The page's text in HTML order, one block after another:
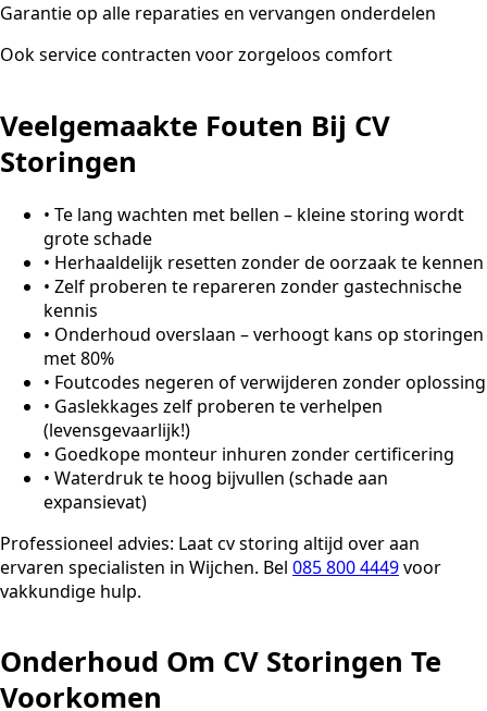
Garantie op alle reparaties en vervangen onderdelen
Ook service contracten voor zorgeloos comfort
Veelgemaakte Fouten Bij CV
Storingen
• Te lang wachten met bellen – kleine storing wordt
grote schade
• Herhaaldelijk resetten zonder de oorzaak te kennen
• Zelf proberen te repareren zonder gastechnische
kennis
• Onderhoud overslaan – verhoogt kans op storingen
met 80%
• Foutcodes negeren of verwijderen zonder oplossing
• Gaslekkages zelf proberen te verhelpen
(levensgevaarlijk!)
• Goedkope monteur inhuren zonder certificering
• Waterdruk te hoog bijvullen (schade aan
expansievat)
Professioneel advies: Laat cv storing altijd over aan
ervaren specialisten in Wijchen. Bel 085 800 4449voor
vakkundige hulp.
Onderhoud Om CV Storingen Te
Voorkomen